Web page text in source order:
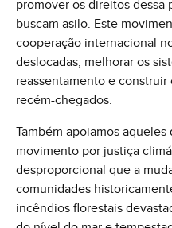
promover os direitos dessa
buscam asilo. Este
cooperação internacional
deslocadas, melhorar os
reassentamento e
recém-chegados.
Também apoiamos
movimento por justiça
desproporcional que a
comunidades
incêndios florestais